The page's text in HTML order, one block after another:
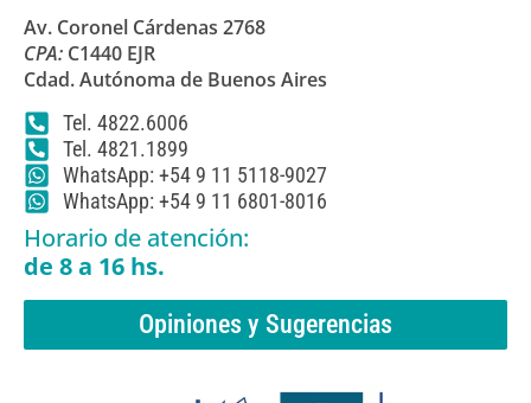
Av. Coronel Cárdenas 2768
CPA: C1440 EJR
Cdad. Autónoma de Buenos Aires
Tel. 4822.6006
Tel. 4821.1899
WhatsApp: +54 9 11 5118-9027
WhatsApp: +54 9 11 6801-8016
Horario de atención:
de 8 a 16 hs.
Opiniones y Sugerencias